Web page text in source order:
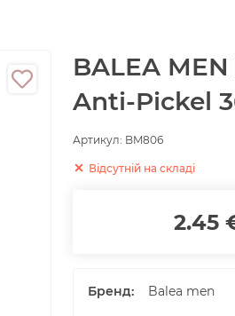
BALEA
Anti-Pickel
Артикул: BM806
Відсутній на складі
2.45
Бренд:
Balea men